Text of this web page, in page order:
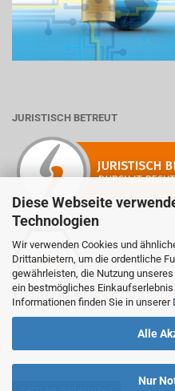
Diese Webseite
Technologien
Wir verwenden Cookies und
Drittanbietern, um die ordentliche
gewährleisten, die Nutzung
ein bestmögliches
Informationen finden Sie in unserer
Alle
Nur
JURISTISCH BETREUT
Mitglied der
Informationen zur
https://